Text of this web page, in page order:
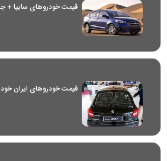
قیمت خودرو‌های سایپا +
قیمت خودرو‌های ایران